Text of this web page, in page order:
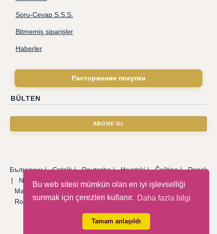
Bu web sitesi mümkün olan en iyi işlevselliği
sunmak için çerezleri kullanır. Daha fazla bilgi
Tamam anlaşıldı
Soru-Cevap S.S.S.
Bitmemiş siparişler
Haberler
Расторжение покупки
BÜLTEN
Български|Català|Deutsche|Hrvatski|Čeština|Dansk
| Nederlandse |English| Eesti keel Français |Ελληνικά
Magyar
Polski Português
Română|Русский |Српски|Slovenský| Slovenščina
Español|Svenska|Türkçe